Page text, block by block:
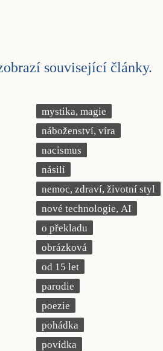
související články.
mystika, magie
náboženství, víra
nacismus
násilí
nemoc, zdraví, životní styl
nové technologie, AI
o překladu
obrázková
od 15 let
parodie
poezie
pohádka
povídka